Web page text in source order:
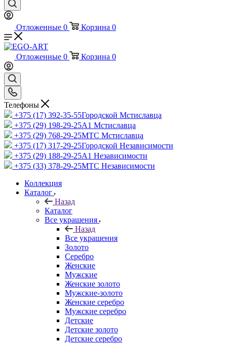
Отложенные 0 Корзина 0
Отложенные 0 Корзина 0
Телефоны
+375 (17) 392-35-55Городской Мстиславца
+375 (29) 198-29-25A1 Мстиславца
+375 (29) 768-29-25МТС Мстиславца
+375 (17) 317-29-25Городской Независимости
+375 (29) 188-29-25A1 Независимости
+375 (33) 378-29-25МТС Независимости
Коллекция
Каталог
Назад
Каталог
Все украшения
Назад
Все украшения
Золото
Серебро
Женские
Мужские
Женские золото
Мужские-золото
Женские серебро
Мужские серебро
Детские
Детские золото
Детские серебро